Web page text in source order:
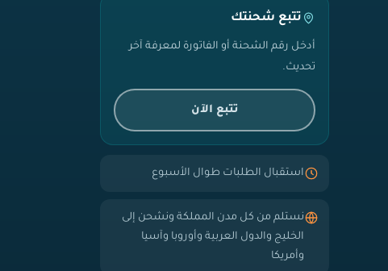
تتبع شحنتك
أدخل رقم الشحنة أو الفاتورة لمعرفة آخر
تحديث.
تتبع الآن
استقبال الطلبات طوال الأسبوع
نستلم من كل مدن المملكة ونشحن إلى
الخليج والدول العربية وأوروبا وآسيا
وأمريكا